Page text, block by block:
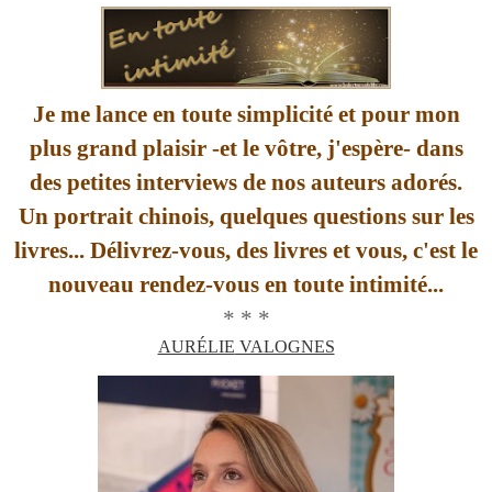
Je me lance en toute simplicité et pour mon
plus grand plaisir -et le vôtre, j'espère- dans
des petites interviews de nos auteurs adorés.
Un portrait chinois, quelques questions sur les
livres... Délivrez-vous, des livres et vous, c'est le
nouveau rendez-vous en toute intimité...
* * *
AURÉLIE VALOGNES